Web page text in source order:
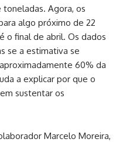
Agora, os
algo próximo de 22
o final de abril. Os dados
se a estimativa se
60% da
a explicar por que o
sustentar os
Marcelo Moreira,